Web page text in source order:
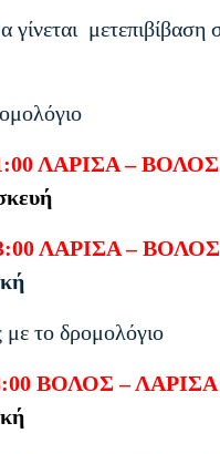
γίνεται μετεπιβίβαση
ΛΑΡΙΣΑ –
ΛΑΡΙΣΑ – ΒΟΛΟΣ
με το δρομολόγιο
ΒΟΛΟΣ –